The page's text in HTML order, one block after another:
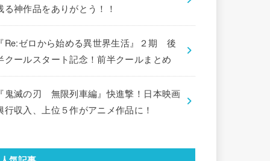
る神作品をありがとう！！
Re:ゼロから始める異世界生活』２期 後
クールスタート記念！前半クールまとめ
鬼滅の刃 無限列車編』快進撃！日本映画
行収入、上位５作がアニメ作品に！